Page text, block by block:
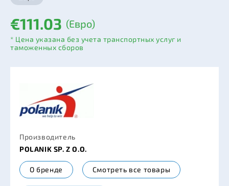
€111.03 (Евро)
* Цена указана без учета транспортных услуг и
таможенных сборов
Производитель
POLANIK SP. Z O.O.
О бренде Смотреть все товары